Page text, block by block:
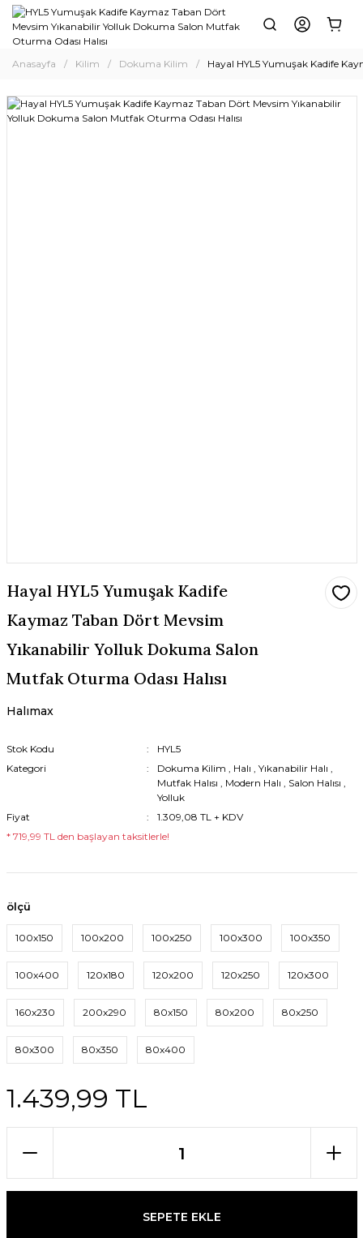
Anasayfa Kilim Dokuma Kilim Hayal HYL5 Yumuşak Kadife
Hayal HYL5 Yumuşak Kadife
Kaymaz Taban Dört Mevsim
Yıkanabilir Yolluk Dokuma Salon
Mutfak Oturma Odası Halısı
Halımax
Stok Kodu
HYL5
Kategori
Dokuma Kilim , Halı , Yıkanabilir Halı ,
Mutfak Halısı , Modern Halı , Salon Halısı ,
Yolluk
Fiyat
1.309,08 TL + KDV
* 719,99 TL den başlayan taksitlerle!
ölçü
100x150 100x200 100x250 100x300 100x350
100x400 120x180 120x200 120x250 120x300
160x230 200x290 80x150 80x200 80x250
80x300 80x350 80x400
1.439,99 TL
SEPETE EKLE